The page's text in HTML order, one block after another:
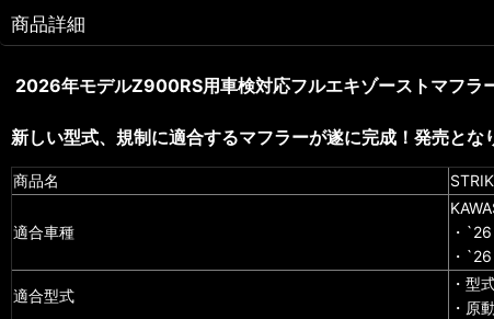
商品詳細
2026年モデルZ900RS用車検対応フルエキゾーストマフラ
新しい型式、規制に適合するマフラーが遂に完成！発売とな
商品名
適合車種
・
・
適合型式
・型
・原